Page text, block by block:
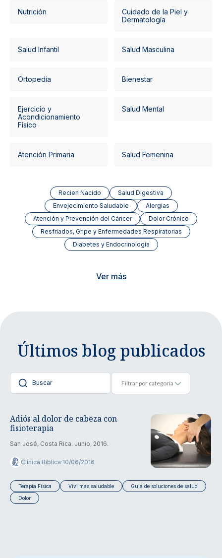
Nutrición
Cuidado de la Piel y
Dermatología
Salud Infantil Salud Masculina
Ortopedia Bienestar
Ejercicio y
Acondicionamiento
Físico
Salud Mental
Atención Primaria Salud Femenina
Recien Nacido
Salud Digestiva
Envejecimiento Saludable
Alergias
Atención y Prevención del Cáncer
Dolor Crónico
Resfriados, Gripe y Enfermedades Respiratorias
Diabetes y Endocrinología
Ver más
Últimos blog publicados
Adiós al dolor de cabeza con
fisioterapia
San José, Costa Rica. Junio, 2016.
Clínica Bíblica·10/06/2016
Terapia Fisica Vivi mas saludable
Guia de soluciones de salud
Dolor